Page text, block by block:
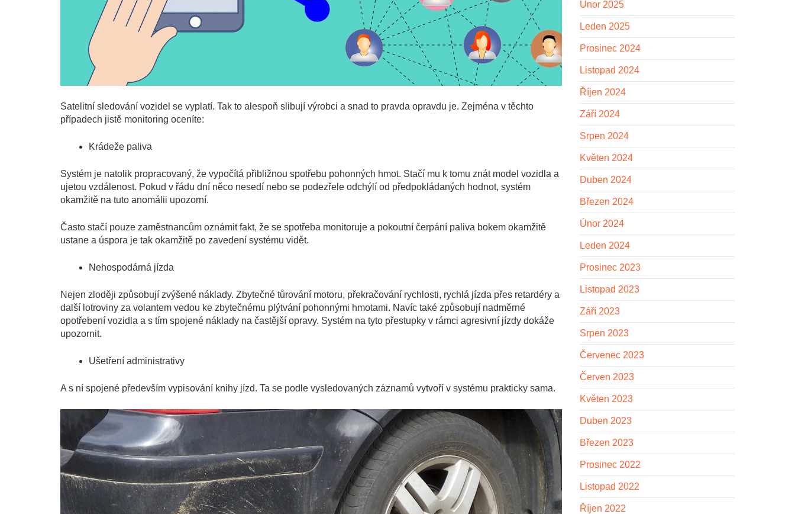
Satelitní sledování vozidel se vyplatí. Tak to alespoň slibují výrobci a snad to pravda opravdu je. Zejména v těchto
případech jistě monitoring oceníte:
Krádeže paliva
Systém je natolik propracovaný, že vypočítá přibližnou spotřebu pohonných hmot. Stačí mu k tomu znát model vozidla a
ujetou vzdálenost. Pokud v řádu dní něco nesedí nebo se podezřele odchýlí od předpokládaných hodnot, systém
okamžitě na tuto anomálii upozorní.
Často stačí pouze zaměstnancům oznámit fakt, že se spotřeba monitoruje a pokoutní čerpání paliva bokem okamžitě
ustane a úspora je tak okamžitě po zavedení systému vidět.
Nehospodárná jízda
Nejen zloději způsobují zvýšené náklady. Zbytečné tůrování motoru, překračování rychlosti, rychlá jízda přes retardéry a
další lotroviny za volantem vedou ke zbytečnému plýtvání pohonnými hmotami. Navíc také způsobují nadměrné
opotřebení vozidla a s tím spojené náklady na častější opravy. Systém na tyto přestupky v rámci agresivní jízdy dokáže
upozornit.
Ušetření administrativy
A s ní spojené především vypisování knihy jízd. Ta se podle vysledovaných záznamů vytvoří v systému prakticky sama.
Únor 2025
Leden 2025
Prosinec 2024
Listopad 2024
Říjen 2024
Září 2024
Srpen 2024
Květen 2024
Duben 2024
Březen 2024
Únor 2024
Leden 2024
Prosinec 2023
Listopad 2023
Září 2023
Srpen 2023
Červenec 2023
Červen 2023
Květen 2023
Duben 2023
Březen 2023
Prosinec 2022
Listopad 2022
Říjen 2022